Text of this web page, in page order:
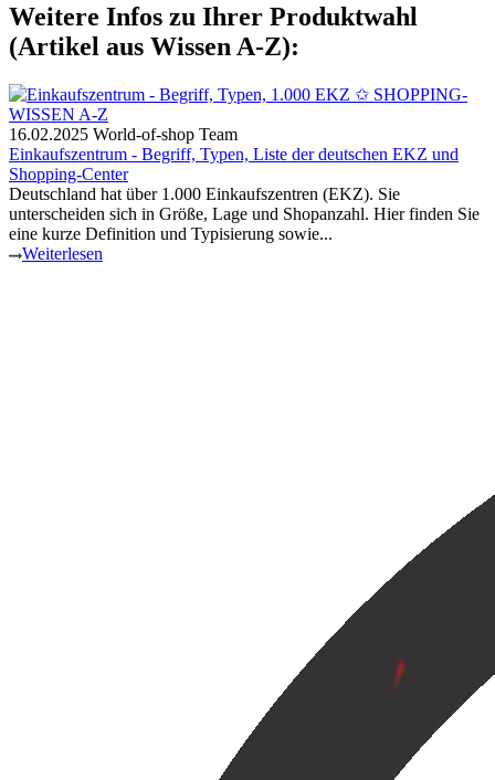
Weitere Infos zu Ihrer Produktwahl
(Artikel aus Wissen A-Z):
16.02.2025 World-of-shop Team
Einkaufszentrum - Begriff, Typen, Liste der deutschen EKZ und
Shopping-Center
Deutschland hat über 1.000 Einkaufszentren (EKZ). Sie
unterscheiden sich in Größe, Lage und Shopanzahl. Hier finden Sie
eine kurze Definition und Typisierung sowie...
Weiterlesen